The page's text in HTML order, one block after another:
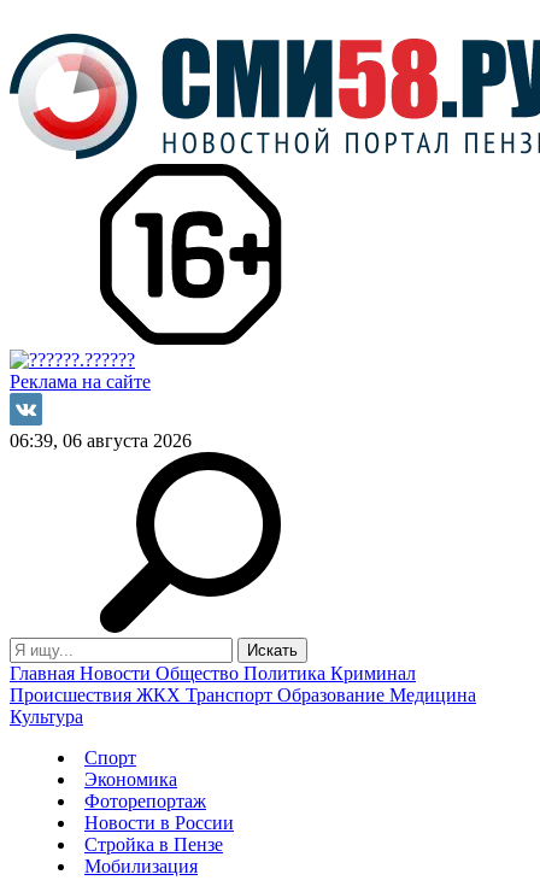
Реклама на сайте
06:39, 06 августа 2026
Главная Новости Общество Политика Криминал
Происшествия ЖКХ Транспорт Образование Медицина
Культура
Спорт
Экономика
Фоторепортаж
Новости в России
Стройка в Пензе
Мобилизация